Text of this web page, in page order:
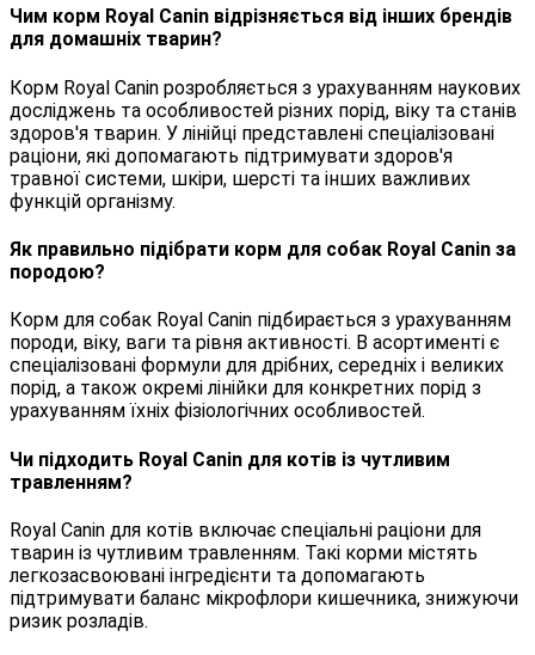
Чим корм Royal Canin відрізняється від інших брендів
для домашніх тварин?
Корм Royal Canin розробляється з урахуванням наукових
досліджень та особливостей різних порід, віку та станів
здоров'я тварин. У лінійці представлені спеціалізовані
раціони, які допомагають підтримувати здоров'я
травної системи, шкіри, шерсті та інших важливих
функцій організму.
Як правильно підібрати корм для собак Royal Canin за
породою?
Корм для собак Royal Canin підбирається з урахуванням
породи, віку, ваги та рівня активності. В асортименті є
спеціалізовані формули для дрібних, середніх і великих
порід, а також окремі лінійки для конкретних порід з
урахуванням їхніх фізіологічних особливостей.
Чи підходить Royal Canin для котів із чутливим
травленням?
Royal Canin для котів включає спеціальні раціони для
тварин із чутливим травленням. Такі корми містять
легкозасвоювані інгредієнти та допомагають
підтримувати баланс мікрофлори кишечника, знижуючи
ризик розладів.